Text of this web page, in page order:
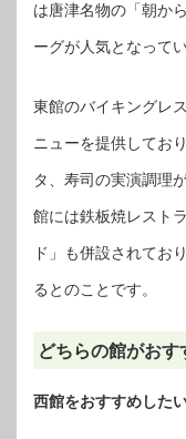
は唐津名物の「朝か
ーグが人気となって
東館のバイキングレ
ニューを提供してお
タ、寿司の実演調理
館には鉄板焼レスト
ド」も併設されてお
るとのことです。
どちらの館がお
西館をおすすめした